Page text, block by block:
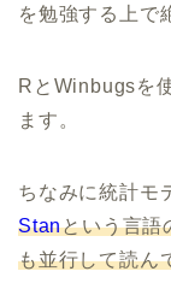
を勉強する上で
RとWinbugsを
ます。
ちなみに統計モ
Stanという言語
も並行して読ん